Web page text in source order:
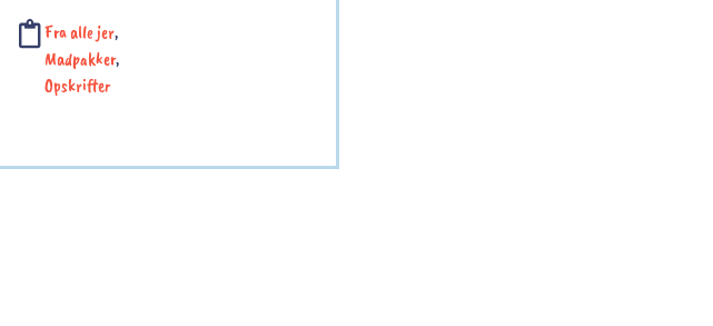
Fra alle jer,
Madpakker,
Opskrifter